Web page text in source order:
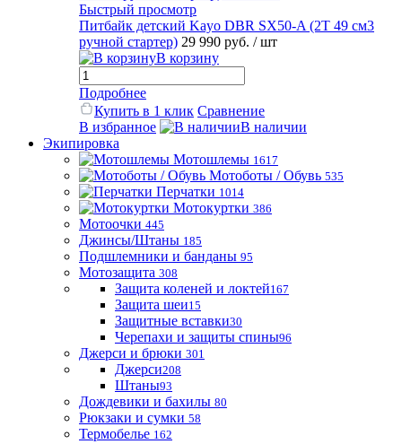
Быстрый просмотр
Питбайк детский Kayo DBR SX50-A (2T 49 см3
ручной стартер) 29 990 руб. / шт
В корзину
Подробнее
Купить в 1 клик Сравнение
В избранное
В наличии
Экипировка
Мотошлемы 1617
Мотоботы / Обувь 535
Перчатки 1014
Мотокуртки 386
Мотоочки 445
Джинсы/Штаны 185
Подшлемники и банданы 95
Мотозащита 308
Защита коленей и локтей167
Защита шеи15
Защитные вставки30
Черепахи и защиты спины96
Джерси и брюки 301
Джерси208
Штаны93
Дождевики и бахилы 80
Рюкзаки и сумки 58
Термобелье 162